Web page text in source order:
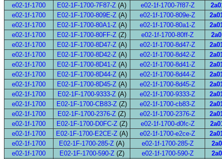
e02-1f-1700
E02-1F-1700-7F87-Z (A) e02-1f-1700-7f87-Z
e02-1f-1700
E02-1F-1700-809E-Z(A) e02-1f-1700-809e-Z
e02-1f-1700
E02-1F-1700-80A1-Z(A) e02-1f-1700-80a1-Z
e02-1f-1700
E02-1F-1700-80FF-Z (Z) e02-1f-1700-80ff-Z
e02-1f-1700
E02-1F-1700-8D47-Z(A) e02-1f-1700-8d47-Z
e02-1f-1700
E02-1F-1700-8D42-Z(A) e02-1f-1700-8d42-Z
e02-1f-1700
E02-1F-1700-8D41-Z(A) e02-1f-1700-8d41-Z
e02-1f-1700
E02-1F-1700-8D44-Z(A) e02-1f-1700-8d44-Z
e02-1f-1700
E02-1F-1700-8D45-Z(A) e02-1f-1700-8d45-Z
e02-1f-1700
E02-1F-1700-9333-Z(A) e02-1f-1700-9333-Z
e02-1f-1700
E02-1F-1700-CB83-Z (Z) e02-1f-1700-cb83-Z
e02-1f-1700
E02-1F-1700-2376-Z (Z) e02-1f-1700-2376-Z
e02-1f-1700
E02-1F-1700-D0FC-Z(Z) e02-1f-1700-d0fc-Z
e02-1f-1700
E02-1F-1700-E2CE-Z(A) e02-1f-1700-e2ce-Z
e02-1f-1700
E02-1F-1700-285-Z (A) e02-1f-1700-285-Z
e02-1f-1700
E02-1F-1700-590-Z(Z) e02-1f-1700-590-Z